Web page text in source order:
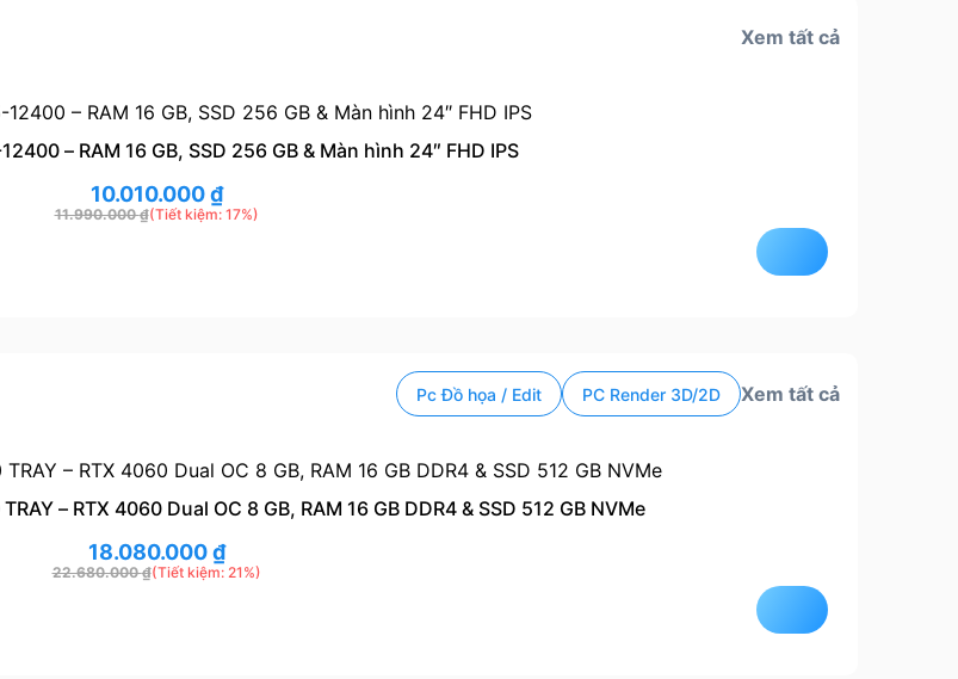
Xem tất cả
– RAM 16 GB, SSD 256 GB & Màn hình 24″ FHD IPS
(Tiết kiệm: 17%)
11.990.000₫
10.010.000₫
Pc Đồ họa / Edit PC Render 3D/2D Xem tất cả
– RTX 4060 Dual OC 8 GB, RAM 16 GB DDR4 & SSD 512 GB NVMe
(Tiết kiệm: 21%)
22.680.000₫
18.080.000₫